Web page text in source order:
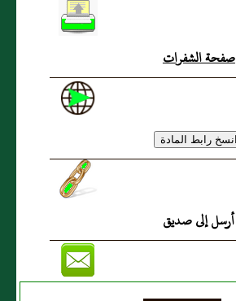
صفحة الشفرات
أرسل إلى صديق